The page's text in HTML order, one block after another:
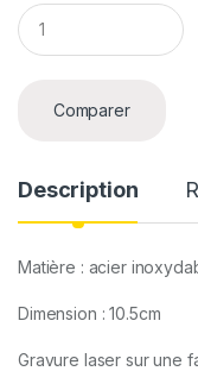
Q
u
a
Comparer
Description
Matière : acier
Dimension : 10.5cm
Gravure laser sur une